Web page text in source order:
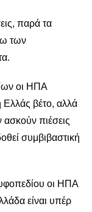
παρά τα
των
ΗΠΑ
Ελλάς βέτο, αλλά
ασκούν πιέσεις
συμβιβαστική
οι ΗΠΑ
είναι υπέρ